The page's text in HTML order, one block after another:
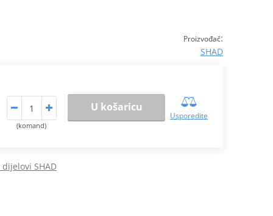
Proizvođač:
SHAD
(komand)
U košaricu
Usporedite
SHAD